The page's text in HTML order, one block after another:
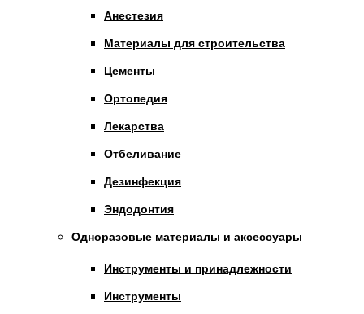
Анестезия
Материалы для строительства
Цементы
Ортопедия
Лекарства
Отбеливание
Дезинфекция
Эндодонтия
Одноразовые материалы и аксессуары
Инструменты и принадлежности
Инструменты